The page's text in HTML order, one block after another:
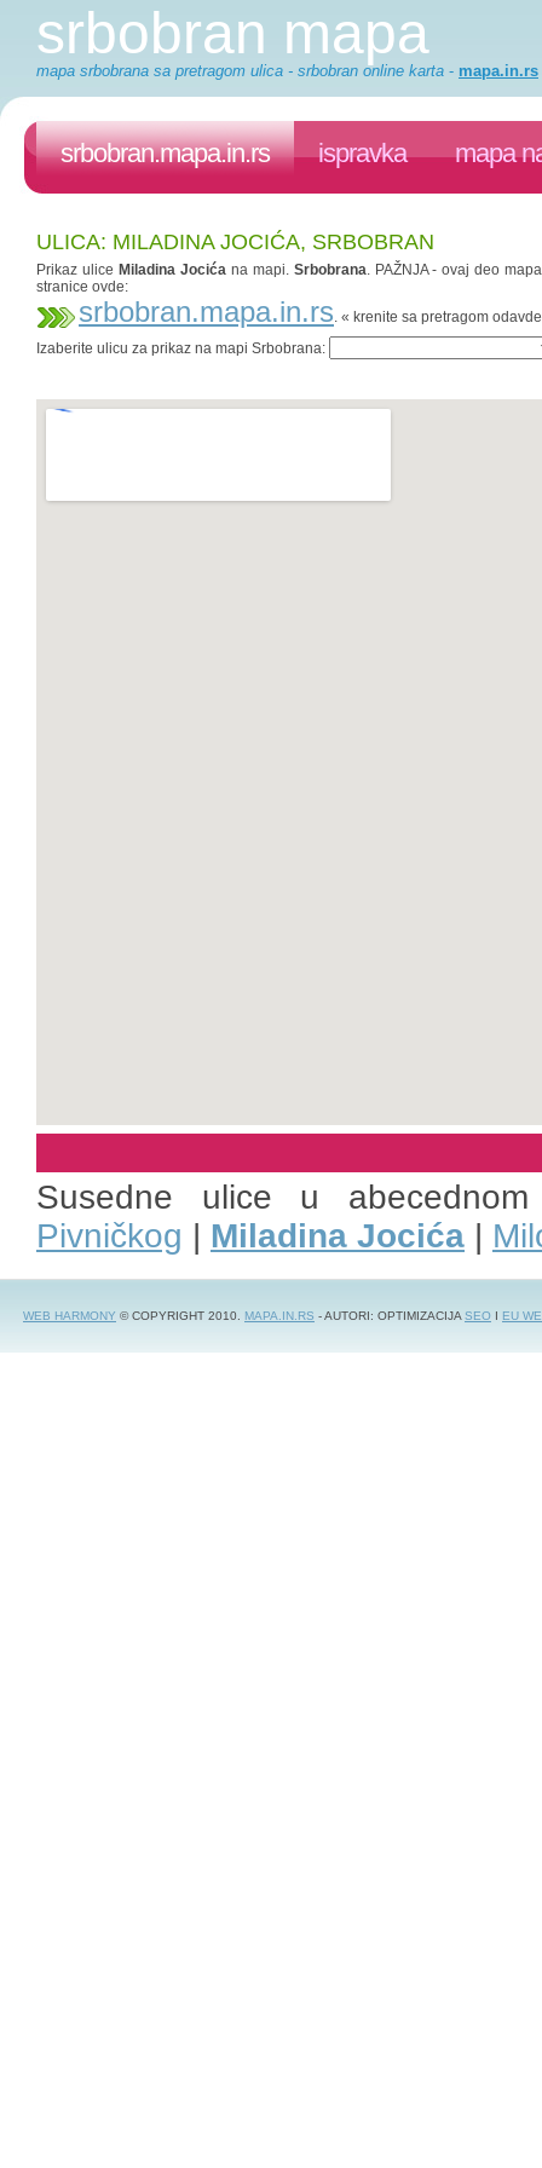
srbobran mapa
mapa srbobrana sa pretragom ulica - srbobran online karta - mapa.in.rs
srbobran.mapa.in.rs ispravka mapa
ULICA: MILADINA JOCIĆA, SRBOBRAN
Prikaz ulice Miladina Jocićana mapi. Srbobrana. PAŽNJA - ovaj deo
stranice ovde:
srbobran.mapa.in.rs. « krenite sa pretragom odavde
Izaberite ulicu za prikaz na mapi Srbobrana:
Susedne ulice u
Pivničkog | Miladina Jocića |
WEB HARMONY © COPYRIGHT 2010. MAPA.IN.RS - AUTORI: OPTIMIZACIJASEO I EU